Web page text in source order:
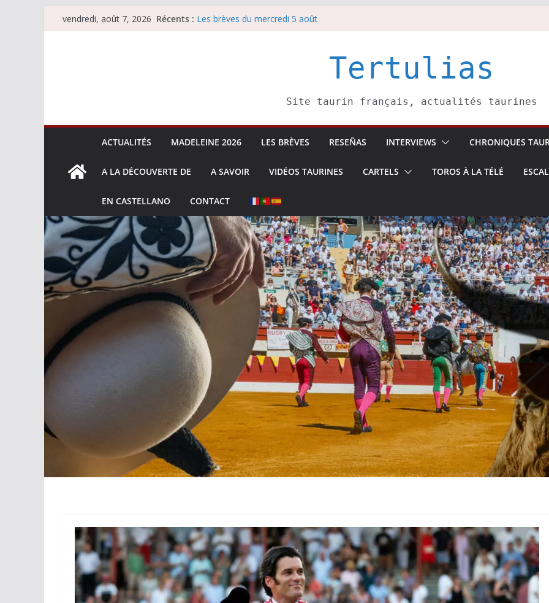
Passervendredi, août 7, 2026 Récents : Les brèves du mercredi 5 août
Tertulias
Site taurin français, actualités taurines
ACTUALITÉS MADELEINE 2026 LES BRÈVES RESEÑAS INTERVIEWS CHRONIQUES
A LA DÉCOUVERTE DE A SAVOIR VIDÉOS TAURINES CARTELS TOROS À LA TÉLÉ
EN CASTELLANO CONTACT
ACTUALITÉS TAURINES PHOTOS TAURINES 2026 ACTUALITÉS TAURINES PHOTOS TAURINES 2026